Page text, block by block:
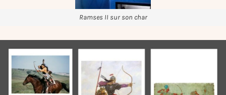
Ramses II sur son char